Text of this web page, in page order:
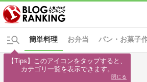
お弁当 パン・お菓子
簡単料理
【Tips】このアイコンをタップすると、
カテゴリ一覧を表示できます。
閉じる